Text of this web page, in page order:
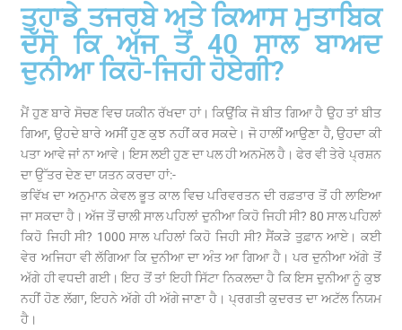
ਤੁਹਾਡੇ ਤਜਰਬੇ ਅਤੇ ਕਿਆਸ ਮੁਤਾਬਿਕ
ਦੱਸੋ ਕਿ ਅੱਜ ਤੋਂ 40 ਸਾਲ ਬਾਅਦ
ਦੁਨੀਆ ਕਿਹੋ-ਜਿਹੀ ਹੋਏਗੀ?
ਮੈਂ ਹੁਣ ਬਾਰੇ ਸੋਚਣ ਵਿਚ ਯਕੀਨ ਰੱਖਦਾ ਹਾਂ। ਕਿਉਂਕਿ ਜੋ ਬੀਤ ਗਿਆ ਹੈ ਉਹ ਤਾਂ ਬੀਤ
ਗਿਆ, ਉਹਦੇ ਬਾਰੇ ਅਸੀਂ ਹੁਣ ਕੁਝ ਨਹੀਂ ਕਰ ਸਕਦੇ। ਜੋ ਹਾਲੀਂ ਆਉਣਾ ਹੈ, ਉਹਦਾ ਕੀ
ਪਤਾ ਆਵੇ ਜਾਂ ਨਾ ਆਵੇ। ਇਸ ਲਈ ਹੁਣ ਦਾ ਪਲ ਹੀ ਅਨਮੋਲ ਹੈ। ਫੇਰ ਵੀ ਤੇਰੇ ਪ੍ਰਸ਼ਨ
ਦਾ ਉੱਤਰ ਦੇਣ ਦਾ ਯਤਨ ਕਰਦਾ ਹਾਂ:-
ਭਵਿੱਖ ਦਾ ਅਨੁਮਾਨ ਕੇਵਲ ਭੂਤ ਕਾਲ ਵਿਚ ਪਰਿਵਰਤਨ ਦੀ ਰਫ਼ਤਾਰ ਤੋਂ ਹੀ ਲਾਇਆ
ਜਾ ਸਕਦਾ ਹੈ। ਅੱਜ ਤੋਂ ਚਾਲੀ ਸਾਲ ਪਹਿਲਾਂ ਦੁਨੀਆ ਕਿਹੋ ਜਿਹੀ ਸੀ? 80 ਸਾਲ ਪਹਿਲਾਂ
ਕਿਹੋ ਜਿਹੀ ਸੀ? 1000 ਸਾਲ ਪਹਿਲਾਂ ਕਿਹੋ ਜਿਹੀ ਸੀ? ਸੈਂਕੜੇ ਤੁਫ਼ਾਨ ਆਏ। ਕਈ
ਵੇਰ ਅਜਿਹਾ ਵੀ ਲੱਗਿਆ ਕਿ ਦੁਨੀਆ ਦਾ ਅੰਤ ਆ ਗਿਆ ਹੈ। ਪਰ ਦੁਨੀਆ ਅੱਗੇ ਤੋਂ
ਅੱਗੇ ਹੀ ਵਧਦੀ ਗਈ। ਇਹ ਤੋਂ ਤਾਂ ਇਹੀ ਸਿੱਟਾ ਨਿਕਲਦਾ ਹੈ ਕਿ ਇਸ ਦੁਨੀਆ ਨੂੰ ਕੁਝ
ਨਹੀਂ ਹੋਣ ਲੱਗਾ, ਇਹਨੇ ਅੱਗੇ ਹੀ ਅੱਗੇ ਜਾਣਾ ਹੈ। ਪ੍ਰਗਤੀ ਕੁਦਰਤ ਦਾ ਅਟੱਲ ਨਿਯਮ
ਹੈ।